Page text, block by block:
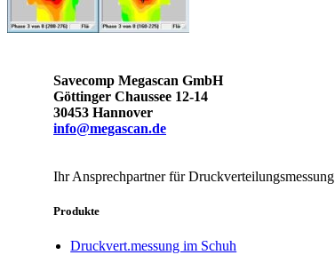
Savecomp Megascan GmbH
Göttinger Chaussee 12-14
30453 Hannover
info@megascan.de
Ihr Ansprechpartner für Druckverteilungsmessung
Produkte
Druckvert.messung im Schuh